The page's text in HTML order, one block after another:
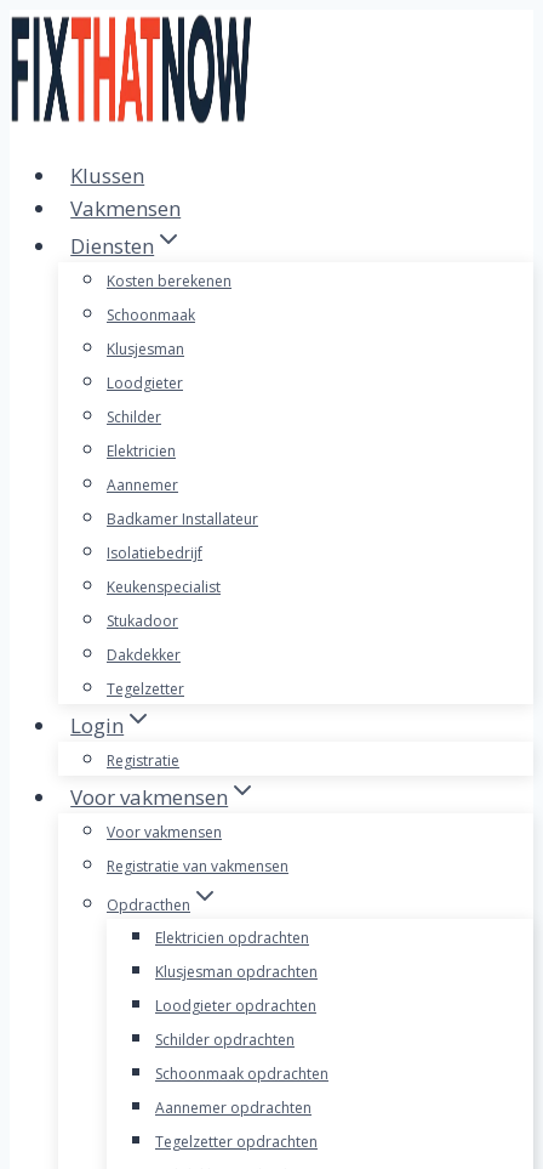
Doorgaan
naar
inhoud
Klussen
Vakmensen
Diensten
Kosten berekenen
Schoonmaak
Klusjesman
Loodgieter
Schilder
Elektricien
Aannemer
Badkamer Installateur
Isolatiebedrijf
Keukenspecialist
Stukadoor
Dakdekker
Tegelzetter
Login
Registratie
Voor vakmensen
Voor vakmensen
Registratie van vakmensen
Opdracthen
Elektricien opdrachten
Klusjesman opdrachten
Loodgieter opdrachten
Schilder opdrachten
Schoonmaak opdrachten
Aannemer opdrachten
Tegelzetter opdrachten